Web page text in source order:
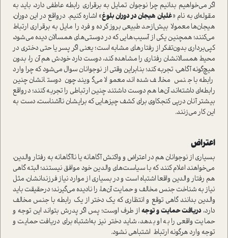
اگر می‌خواهيم بدانيم چرا نوجوان تمایل به برقراری رابطه عاطفی دارد، بايد به
مقوله‌ای به نام «غليان هيجان در دوران بلوغ» اشاره کنیم. درواقع در اين دوران،
هيجان‌ها معمولا بيش‌ازحد طبيعي بروز کرده و فرد را مایل به برقراری ارتباط
می‌کنند؛ همچنین يكي از آسيب‌هايي كه در دوستي‌هاي همسالان ديده می‌شود،
كپي‌برداري بدون‌تفكر ا‌ز رفتارهاي مشابه است‌؛ يعني اگر پسر یا حتی دختري در
محيط همسالانشان رفتاري را مشاهده كند، دوست دارد خودش هم آن را، بدون
هيچ‌گونه آگاهي، تجربه كند؛ بنابراین وقتي از نوجوانان سوال می‌شود كه چرا وارد
رابطه با جنس مخالف شده‌اند، معمولا می‌گويند چون دوستانشان چنين
رابطه‌اي داشته‌اند، آن‌ها هم دوست داشتند چنین ارتباطی را تجربه كنند؛ درواقع
بیشتر آنان درپی کنجکاوی برای كشف چيزهايي كه برايشان ناآشناست، دست به
این کار می‌زنند.
اعتراض
بسياري از نوجوانان هم در اعتراض و واكنش آگاهانه يا ناآگاهانه به رفتار والدين،
می‌خواهند اعلام كنند كه با سياست‌هاي والدين خود موافق نيستند؛ البته گاهي
هم رفتار والدين واقعا اشتباه است و در بسياري از موارد‌ نياز فرزندانشان، مثل
نياز به شناخت جنس مخالف و حمايت آن‌ها، را ناديده می‌گيرند؛ درحقیقت باید
والدین بدانند گاهی توقع و انتظاري كه يك دختر از يك رابطه با جنس مخالف‌
دارد، دريافت حمايت و توجه از طرف اوست؛ پس اگر پدرش بتواند اين توجه و
حمايت واقعي را به او بدهد، شايد دختر نيز به‌اشتباه براي دريافت حمايت و
توجه وارد هر‌گونه ارتباط اشتباهي نشود.